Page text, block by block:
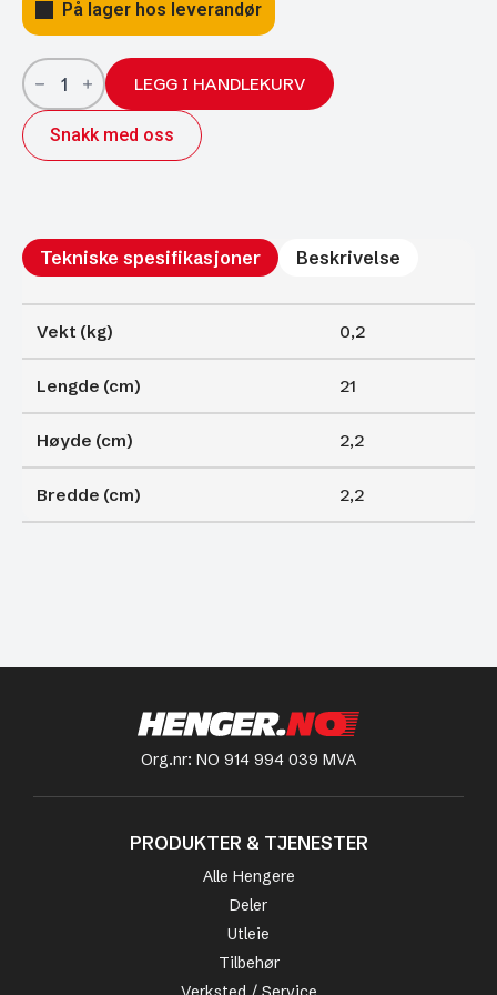
På lager hos leverandør
Gassfjærer
Arctic
22/10;
210/75
850N
antall
LEGG I HANDLEKURV
Snakk med oss
Tekniske spesifikasjoner Beskrivelse
Vekt (kg) 0,2
Lengde (cm) 21
Høyde (cm) 2,2
Bredde (cm) 2,2
Org.nr: NO 914 994 039 MVA
PRODUKTER & TJENESTER
Alle Hengere
Deler
Utleie
Tilbehør